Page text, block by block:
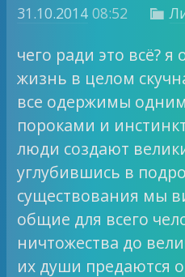
31.10.2014 08:52 
чего ради это всё?
жизнь в целом
все одержимы
пороками и
люди создают
углубившись в
существования мы
общие для всего
ничтожества до
их души предаются